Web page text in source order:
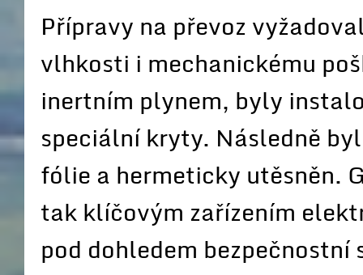
Přípravy na převoz
vlhkosti i mechanickému
inertním plynem, byly
speciální kryty. Následně
fólie a hermeticky utěsněn.
tak klíčovým zařízením
pod dohledem bezpečnostní